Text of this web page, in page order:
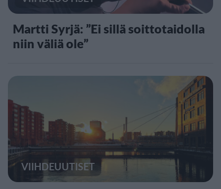
Martti Syrjä: ”Ei sillä soittotaidolla
niin väliä ole”
VIIHDEUUTISET